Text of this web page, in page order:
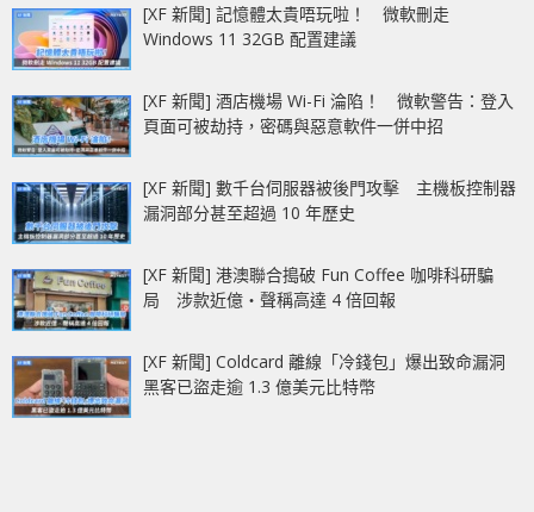
[XF 新聞] 記憶體太貴唔玩啦！ 微軟刪走
Windows 11 32GB 配置建議
[XF 新聞] 酒店機場 Wi-Fi 淪陷！ 微軟警告：登入
頁面可被劫持，密碼與惡意軟件一併中招
[XF 新聞] 數千台伺服器被後門攻擊 主機板控制器
漏洞部分甚至超過 10 年歷史
[XF 新聞] 港澳聯合搗破 Fun Coffee 咖啡科研騙
局 涉款近億‧聲稱高達 4 倍回報
[XF 新聞] Coldcard 離線「冷錢包」爆出致命漏洞
黑客已盜走逾 1.3 億美元比特幣